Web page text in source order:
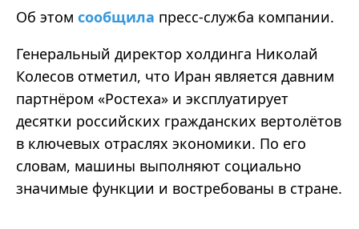
Об этом сообщила пресс‑служба компании.
Генеральный директор холдинга Николай
Колесов отметил, что Иран является давним
партнёром «Ростеха» и эксплуатирует
десятки российских гражданских вертолётов
в ключевых отраслях экономики. По его
словам, машины выполняют социально
значимые функции и востребованы в стране.